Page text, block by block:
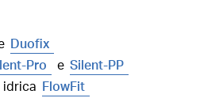
Duofix
Pro e Silent-PP
idrica FlowFit